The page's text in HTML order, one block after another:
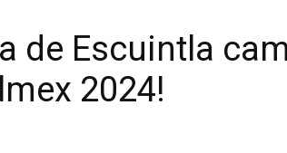
de Escuintla
2024!